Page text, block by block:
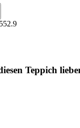
Teppich